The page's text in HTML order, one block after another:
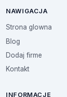
NAWIGACJA
Strona glowna
Blog
Dodaj firme
Kontakt
INFORMACJE